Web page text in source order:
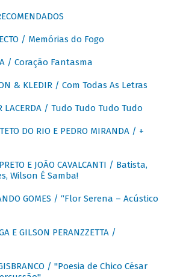
/ Memórias do Fogo
/ Coração Fantasma
& KLEDIR / Com Todas As Letras
LACERDA / Tudo Tudo Tudo Tudo
DO RIO E PEDRO MIRANDA / +
E JOÃO CAVALCANTI / Batista,
Wilson É Samba!
GOMES / “Flor Serena – Acústico
E GILSON PERANZZETTA /
/ "Poesia de Chico César